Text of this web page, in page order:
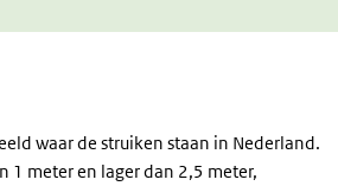
waar de struiken staan in Nederland.
1 meter en lager dan 2,5 meter,